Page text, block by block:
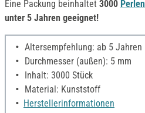
Eine Packung beinhaltet 3000 Perlen
unter 5 Jahren geeignet!
Altersempfehlung: ab 5 Jahren
Durchmesser (außen): 5 mm
Inhalt: 3000 Stück
Material: Kunststoff
Herstellerinformationen